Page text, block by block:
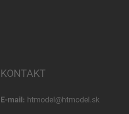
KONTAKT
E-mail: htmodel@htmodel.sk